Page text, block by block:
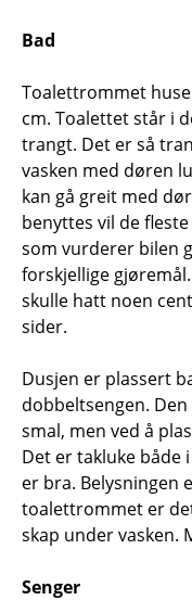
Bad
Toalettrommet
cm. Toalettet står i
trangt. Det er så
vasken med døren
kan gå greit med
benyttes vil de
som vurderer bilen
forskjellige
skulle hatt noen
sider.
Dusjen er plassert
dobbeltsengen. Den
smal, men ved å
Det er takluke
er bra. Belysningen
toalettrommet er
skap under vasken.
Senger